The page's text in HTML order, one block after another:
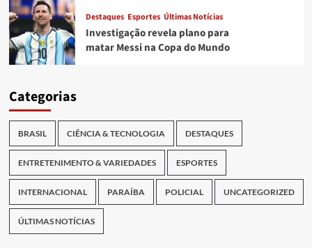
Destaques Esportes Últimas Notícias
Investigação revela plano para
matar Messi na Copa do Mundo
Categorias
BRASIL CIÊNCIA & TECNOLOGIA DESTAQUES
ENTRETENIMENTO & VARIEDADES ESPORTES
INTERNACIONAL PARAÍBA POLICIAL UNCATEGORIZED
ÚLTIMAS NOTÍCIAS